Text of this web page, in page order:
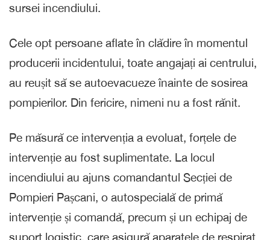
sursei incendiului.
Cele opt persoane aflate în clădire în momentul
producerii incidentului, toate angajați ai centrului,
au reușit să se autoevacueze înainte de sosirea
pompierilor. Din fericire, nimeni nu a fost rănit.
Pe măsură ce intervenția a evoluat, forțele de
intervenție au fost suplimentate. La locul
incendiului au ajuns comandantul Secției de
Pompieri Pașcani, o autospecială de primă
intervenție și comandă, precum și un echipaj de
suport logistic, care asigură aparatele de respirat